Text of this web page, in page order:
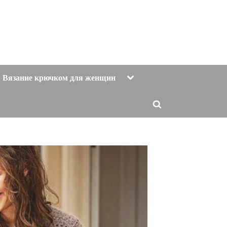
Вязание крючком для женщин Toggle
Toggle